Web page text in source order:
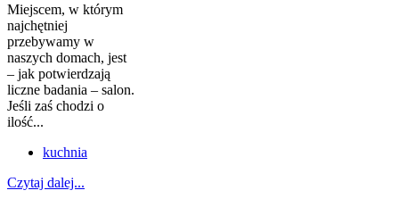
Miejscem, w którym
najchętniej
przebywamy w
naszych domach, jest
– jak potwierdzają
liczne badania – salon.
Jeśli zaś chodzi o
ilość...
kuchnia
Czytaj dalej...